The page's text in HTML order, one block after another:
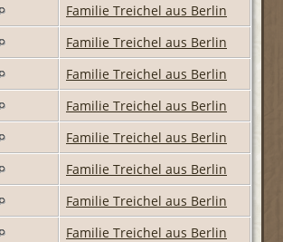
Familie Treichel aus Berlin
Familie Treichel aus Berlin
Familie Treichel aus Berlin
Familie Treichel aus Berlin
Familie Treichel aus Berlin
Familie Treichel aus Berlin
Familie Treichel aus Berlin
Familie Treichel aus Berlin